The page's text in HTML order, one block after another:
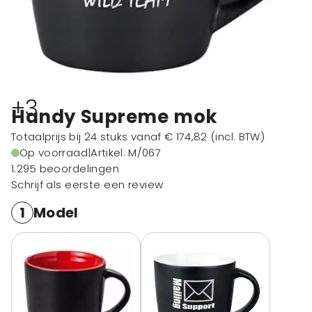
+3
Handy Supreme mok
Totaalprijs bij 24 stuks vanaf € 174,82 (incl. BTW)
Op voorraad|Artikel: M/067
1.295 beoordelingen
Schrijf als eerste een review
1 Model